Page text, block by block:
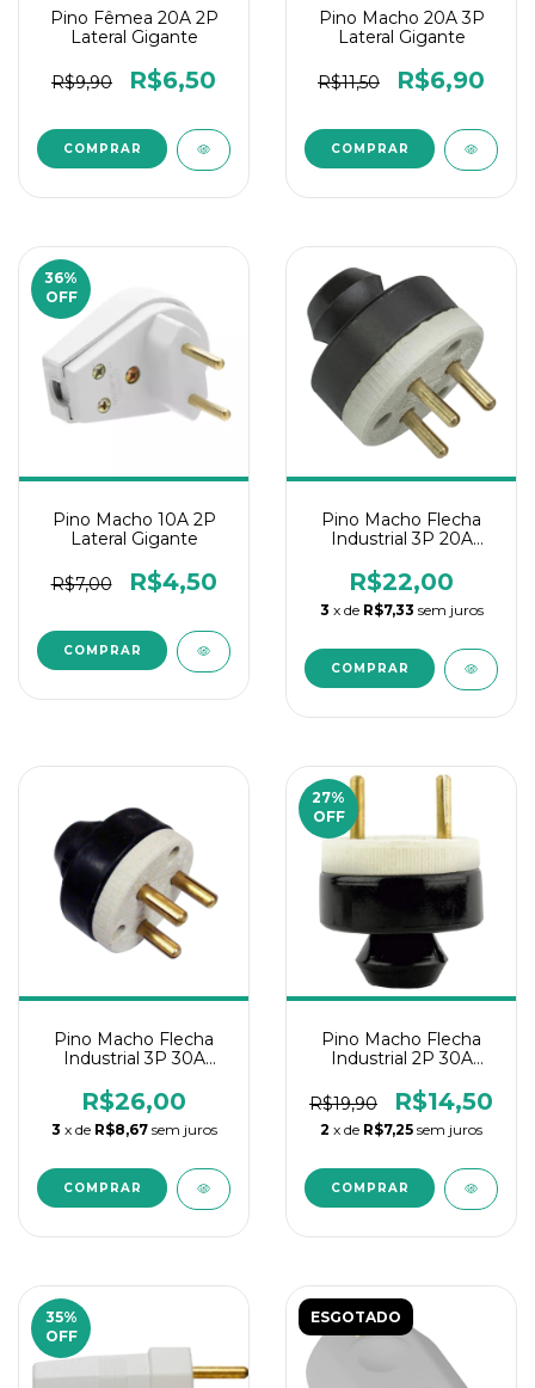
Pino Fêmea 20A 2P
Lateral Gigante
R$9,90 R$6,50
Pino Macho 20A 3P
Lateral Gigante
R$11,50 R$6,90
36%
OFF
Pino Macho 10A 2P
Lateral Gigante
R$7,00 R$4,50
Pino Macho Flecha
Industrial 3P 20A
R$22,00
3 x de R$7,33 sem juros
Pino Macho Flecha
Industrial 3P 30A
R$26,00
3 x de R$8,67 sem juros
27%
OFF
Pino Macho Flecha
Industrial 2P 30A
R$19,90
R$14,50
2 x de R$7,25 sem juros
35%
OFF
ESGOTADO